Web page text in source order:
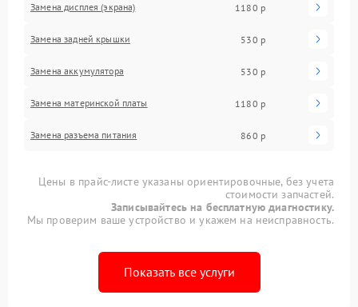
Замена дисплея (экрана) 1180 р
Замена задней крышки 530 р
Замена аккумулятора 530 р
Замена материнской платы 1180 р
Замена разъема питания 860 р
Цены в прайс-листе указаны ориентировочные, без учета
стоимости запчастей.
Записывайтесь на бесплатную диагностику.
Мы проверим ваше устройство и укажем на неисправность.
Показать все услуги